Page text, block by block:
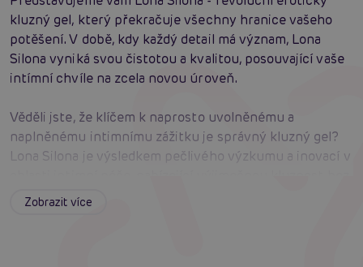
kluzný gel, který překračuje všechny hranice vašeho
potěšení. V době, kdy každý detail má význam, Lona
Silona vyniká svou čistotou a kvalitou, posouvající vaše
intímní chvíle na zcela novou úroveň.
Věděli jste, že klíčem k naprosto uvolněnému a
naplněnému intimnímu zážitku je správný kluzný gel?
Lona Silona je výsledkem pečlivého výzkumu a inovací v
obav z podráždění nebo alergických reakcí. Díky své
Zobrazit více